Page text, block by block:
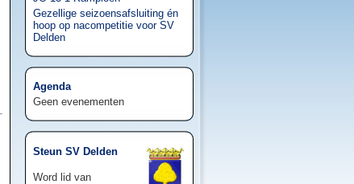
Gezellige seizoensafsluiting én
hoop op nacompetitie voor SV
Delden
Agenda
Geen evenementen
Steun SV Delden
Word lid van